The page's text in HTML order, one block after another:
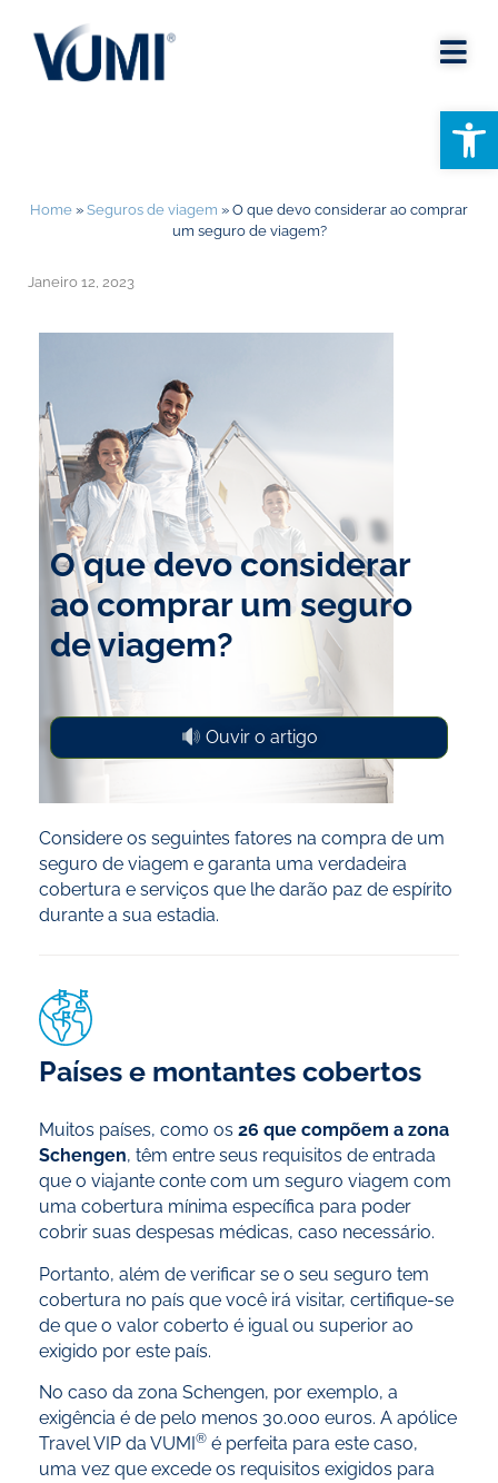
Home » Seguros de viagem » O que devo considerar ao comprar
um seguro de viagem?
Janeiro 12, 2023
O que devo considerar
ao comprar um seguro
de viagem?
Ouvir o artigo
Considere os seguintes fatores na compra de um
seguro de viagem e garanta uma verdadeira
cobertura e serviços que lhe darão paz de espírito
durante a sua estadia.
Países e montantes cobertos
Muitos países, como os 26 que compõem a zona
Schengen, têm entre seus requisitos de entrada
que o viajante conte com um seguro viagem com
uma cobertura mínima específica para poder
cobrir suas despesas médicas, caso necessário.
Portanto, além de verificar se o seu seguro tem
cobertura no país que você irá visitar, certifique-se
de que o valor coberto é igual ou superior ao
exigido por este país.
No caso da zona Schengen, por exemplo, a
exigência é de pelo menos 30.000 euros. A apólice
Travel VIP da VUMI ® é perfeita para este caso,
uma vez que excede os requisitos exigidos para